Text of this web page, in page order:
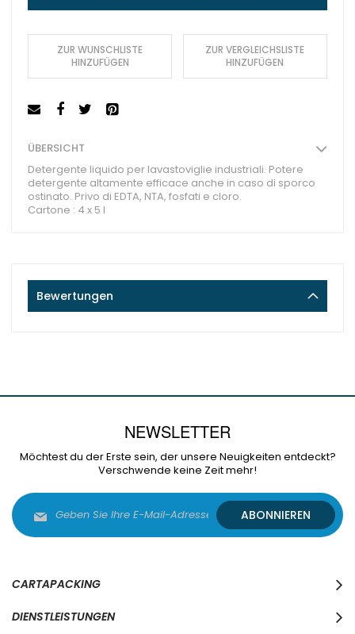
ZUR WUNSCHLISTE
HINZUFÜGEN
ZUR VERGLEICHSLISTE
HINZUFÜGEN
ÜBERSICHT
Detergente liquido per lavastoviglie industriali. Potere
detergente altamente efficace anche in caso di sporco
ostinato. Privo di EDTA, NTA, fosfati e cloro.
Cartone : 4 x 5 l
Bewertungen
NEWSLETTER
Möchtest du der Erste sein, der unsere Neuigkeiten entdeckt?
Verschwende keine Zeit mehr!
Sie
sich
ABONNIEREN
CARTAPACKING
DIENSTLEISTUNGEN